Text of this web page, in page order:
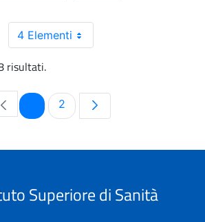
4 Elementi
risultati.
PaginaPagina
2
Superiore di Sanità